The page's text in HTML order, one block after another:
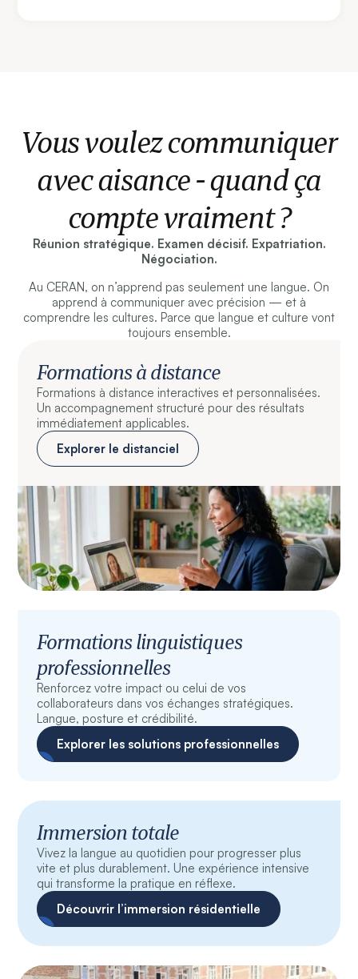
Vous voulez communiquer
avec aisance - quand ça
compte vraiment ?
Réunion stratégique. Examen décisif. Expatriation.
Négociation.
Au CERAN, on n’apprend pas seulement une langue. On
apprend à communiquer avec précision — et à
comprendre les cultures. Parce que langue et culture vont
toujours ensemble.
Formations à distance
Formations à distance interactives et personnalisées.
Un accompagnement structuré pour des résultats
immédiatement applicables.
Explorer le distanciel
Formations linguistiques
professionnelles
Renforcez votre impact ou celui de vos
collaborateurs dans vos échanges stratégiques.
Langue, posture et crédibilité.
Explorer les solutions professionnelles
Immersion totale
Vivez la langue au quotidien pour progresser plus
vite et plus durablement. Une expérience intensive
qui transforme la pratique en réflexe.
Découvrir l’immersion résidentielle